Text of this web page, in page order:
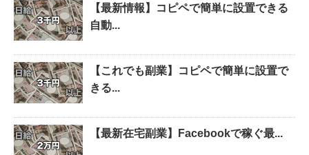
【最新情報】コピペで簡単に設置できる
自動...
【これでも副業】コピペで簡単に設置で
きる...
【最新在宅副業】Facebookで稼ぐ最...